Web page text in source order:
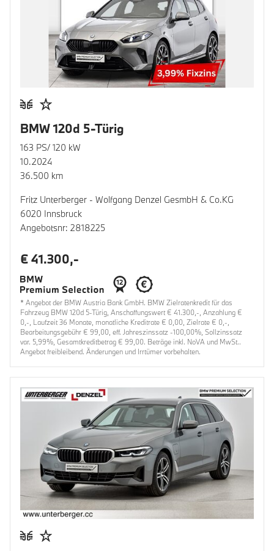
BMW 120d 5-Türig
163 PS/ 120 kW
10.2024
36.500 km
Fritz Unterberger - Wolfgang Denzel GesmbH & Co.KG
6020 Innsbruck
Angebotsnr: 2818225
€ 41.300,-
* Angebot der BMW Austria Bank GmbH. BMW Zielratenkredit für das
Fahrzeug BMW 120d 5-Türig, Anschaffungswert € 41.300,-, Anzahlung €
0,-, Laufzeit 36 Monate, monatliche Kreditrate € 0,00, Zielrate € 0,-,
Bearbeitungsgebühr € 99,00, eff. Jahreszinssatz -100,00%, Sollzinssatz
var. 5,99%, Gesamtkreditbetrag € 99,00. Beträge inkl. NoVA und MwSt..
Angebot freibleibend. Änderungen und Irrtümer vorbehalten.